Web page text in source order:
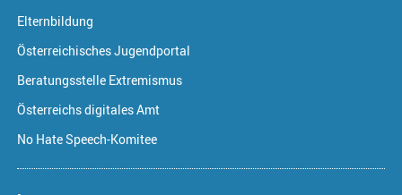
Elternbildung
Österreichisches Jugendportal
Beratungsstelle Extremismus
Österreichs digitales Amt
No Hate Speech-Komitee